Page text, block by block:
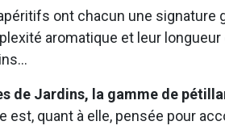
ont chacun une
aromatique et leur
de Jardins, la gamme de
est, quant à elle, pensée pour